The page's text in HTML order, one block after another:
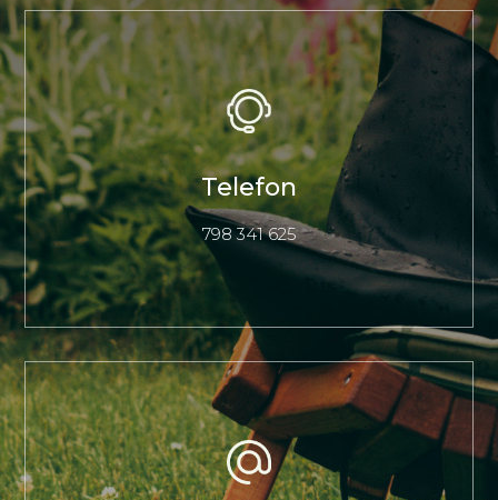
Telefon
798 341 625